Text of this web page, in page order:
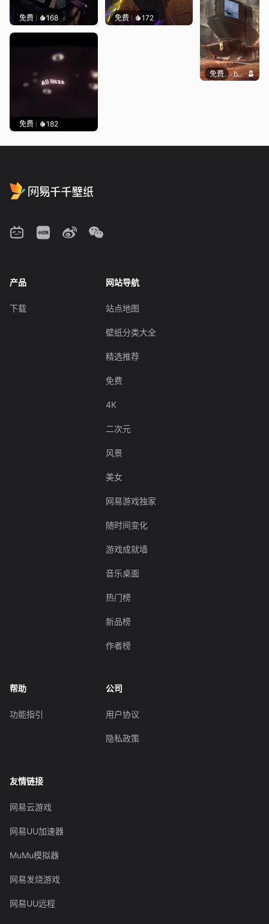
免费 168 免费 172
免费 182
免费 butcho
产品
下载
网站导航
站点地图
壁纸分类大全
精选推荐
免费
4K
二次元
风景
美女
网易游戏独家
随时间变化
游戏成就墙
音乐桌面
热门榜
新品榜
作者榜
帮助
功能指引
公司
用户协议
隐私政策
友情链接
网易云游戏
网易UU加速器
MuMu模拟器
网易发烧游戏
网易UU远程